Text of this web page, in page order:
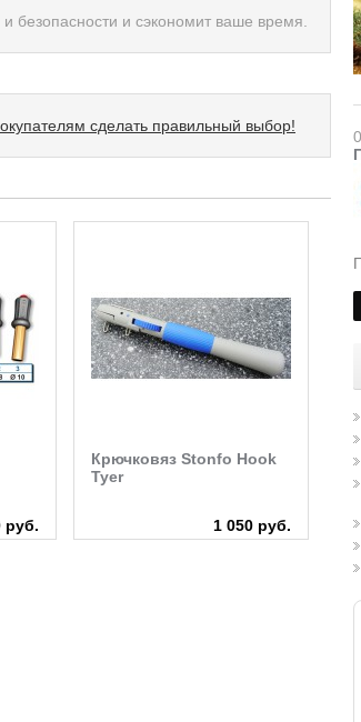
безопасности и сэкономит ваше время.
сделать правильный выбор!
руб.
Крючковяз Stonfo Hook
Tyer
1 050 руб.